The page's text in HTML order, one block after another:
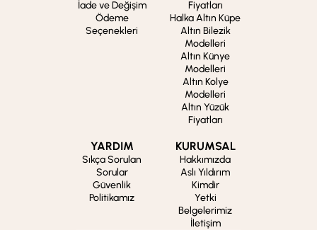
İade ve Değişim
Ödeme
Seçenekleri
Fiyatları
Halka Altın Küpe
Altın Bilezik
Modelleri
Altın Künye
Modelleri
Altın Kolye
Modelleri
Altın Yüzük
Fiyatları
YARDIM
Sıkça Sorulan
Sorular
Güvenlik
Politikamız
KURUMSAL
Hakkımızda
Aslı Yıldırım
Kimdir
Yetki
Belgelerimiz
İletişim